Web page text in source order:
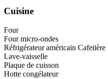
Cuisine
Four
Four micro-ondes
Réfrigérateur américain
Lave-vaisselle
Plaque de cuisson
Hotte congélateur